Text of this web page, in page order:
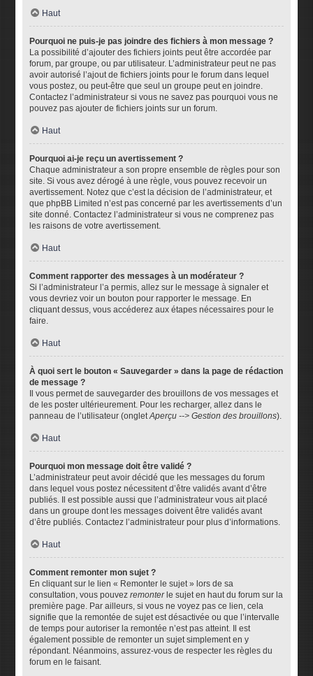
Haut
Pourquoi ne puis-je pas joindre des fichiers à mon message ?
La possibilité d’ajouter des fichiers joints peut être accordée par
forum, par groupe, ou par utilisateur. L’administrateur peut ne pas
avoir autorisé l’ajout de fichiers joints pour le forum dans lequel
vous postez, ou peut-être que seul un groupe peut en joindre.
Contactez l’administrateur si vous ne savez pas pourquoi vous ne
pouvez pas ajouter de fichiers joints sur un forum.
Haut
Pourquoi ai-je reçu un avertissement ?
Chaque administrateur a son propre ensemble de règles pour son
site. Si vous avez dérogé à une règle, vous pouvez recevoir un
avertissement. Notez que c’est la décision de l’administrateur, et
que phpBB Limited n’est pas concerné par les avertissements d’un
site donné. Contactez l’administrateur si vous ne comprenez pas
les raisons de votre avertissement.
Haut
Comment rapporter des messages à un modérateur ?
Si l’administrateur l’a permis, allez sur le message à signaler et
vous devriez voir un bouton pour rapporter le message. En
cliquant dessus, vous accéderez aux étapes nécessaires pour le
faire.
Haut
À quoi sert le bouton « Sauvegarder » dans la page de rédaction
de message ?
Il vous permet de sauvegarder des brouillons de vos messages et
de les poster ultérieurement. Pour les recharger, allez dans le
panneau de l’utilisateur (ongletAperçu --> Gestion des brouillons).
Haut
Pourquoi mon message doit être validé ?
L’administrateur peut avoir décidé que les messages du forum
dans lequel vous postez nécessitent d’être validés avant d’être
publiés. Il est possible aussi que l’administrateur vous ait placé
dans un groupe dont les messages doivent être validés avant
d’être publiés. Contactez l’administrateur pour plus d’informations.
Haut
Comment remonter mon sujet ?
En cliquant sur le lien « Remonter le sujet » lors de sa
consultation, vous pouvezremonterle sujet en haut du forum sur la
première page. Par ailleurs, si vous ne voyez pas ce lien, cela
signifie que la remontée de sujet est désactivée ou que l’intervalle
de temps pour autoriser la remontée n’est pas atteint. Il est
également possible de remonter un sujet simplement en y
répondant. Néanmoins, assurez-vous de respecter les règles du
forum en le faisant.